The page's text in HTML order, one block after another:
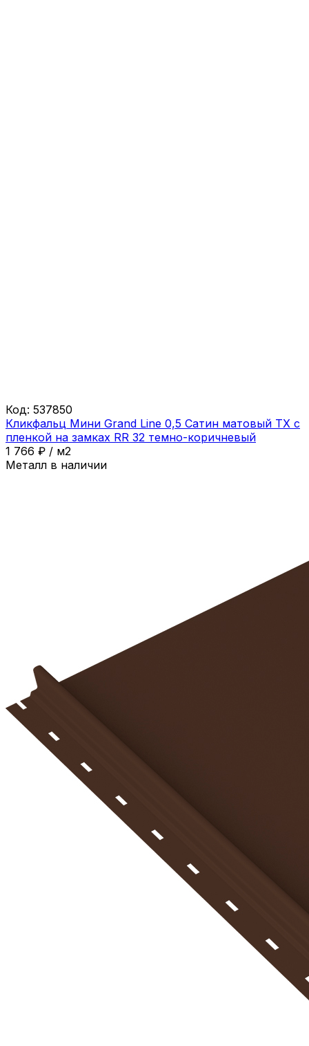
Код: 537850
Кликфальц Мини Grand Line 0,5 Сатин матовый ТХ с
пленкой на замках RR 32 темно-коричневый
1 766 ₽ / м2
Металл в наличии